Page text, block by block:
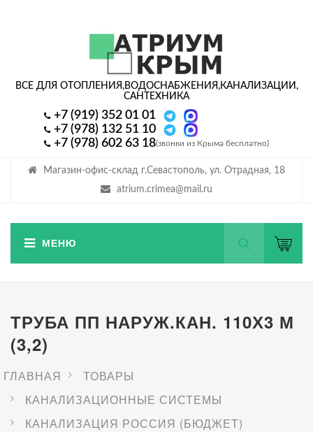
Магазин-офис-склад г.Севастополь, ул. Отрадная, 18
atrium.crimea@mail.ru
ВСЕ ДЛЯ ОТОПЛЕНИЯ,ВОДОСНАБЖЕНИЯ,КАНАЛИЗАЦИИ,
САНТЕХНИКА
+7 (919) 352 01 01
+7 (978) 132 51 10
+7 (978) 602 63 18(звонки из Крыма бесплатно)
ТРУБА ПП НАРУЖ.КАН. 110Х3 М
(3,2)
ГЛАВНАЯ
ТОВАРЫ
КАНАЛИЗАЦИОННЫЕ СИСТЕМЫ
КАНАЛИЗАЦИЯ РОССИЯ (БЮДЖЕТ)